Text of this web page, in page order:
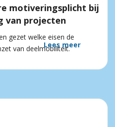
motiveringsplicht bij
van projecten
gezet welke eisen de
van deelmobiliteit.
Lees meer